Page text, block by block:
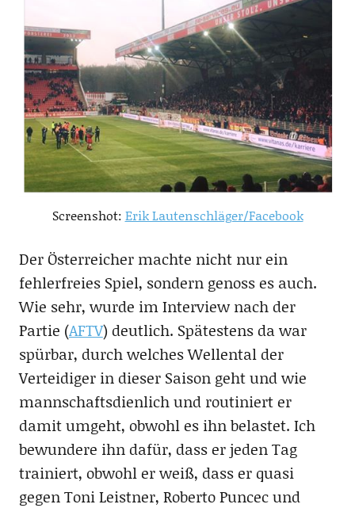
Screenshot: Erik Lautenschläger/Facebook
Der Österreicher machte nicht nur ein
fehlerfreies Spiel, sondern genoss es auch.
Wie sehr, wurde im Interview nach der
Partie (AFTV) deutlich. Spätestens da war
spürbar, durch welches Wellental der
Verteidiger in dieser Saison geht und wie
mannschaftsdienlich und routiniert er
damit umgeht, obwohl es ihn belastet. Ich
bewundere ihn dafür, dass er jeden Tag
trainiert, obwohl er weiß, dass er quasi
gegen Toni Leistner, Roberto Puncec und